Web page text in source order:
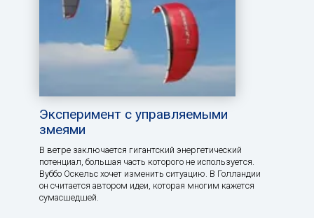
Эксперимент с управляемыми
змеями
В ветре заключается гигантский энергетический
потенциал, большая часть которого не используется.
Вуббо Оскельс хочет изменить ситуацию. В Голландии
он считается автором идеи, которая многим кажется
сумасшедшей.